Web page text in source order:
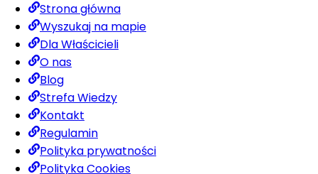
Strona główna
Wyszukaj na mapie
Dla Właścicieli
O nas
Blog
Strefa Wiedzy
Kontakt
Regulamin
Polityka prywatności
Polityka Cookies